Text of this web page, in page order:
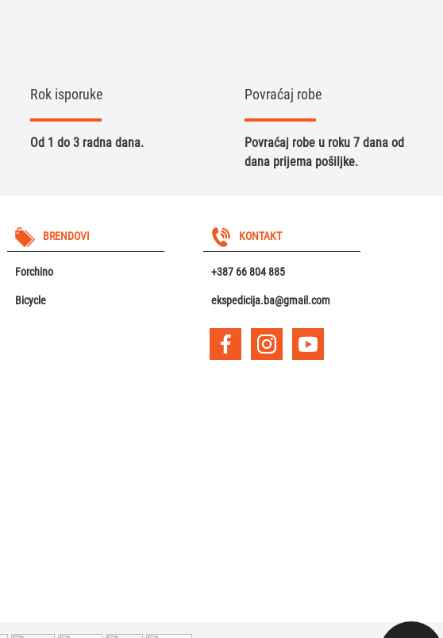
Rok isporuke
Od 1 do 3 radna dana.
Povraćaj robe
Povraćaj robe u roku 7 dana od
dana prijema pošiljke.
BRENDOVI
Forchino
Bicycle
KONTAKT
+387 66 804 885
ekspedicija.ba@gmail.com